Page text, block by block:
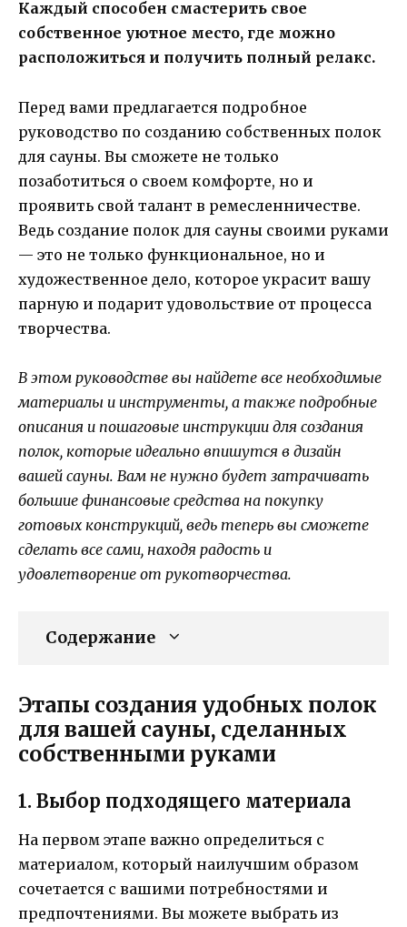
Каждый способен смастерить свое
собственное уютное место, где можно
расположиться и получить полный релакс.
Перед вами предлагается подробное
руководство по созданию собственных полок
для сауны. Вы сможете не только
позаботиться о своем комфорте, но и
проявить свой талант в ремесленничестве.
Ведь создание полок для сауны своими руками
— это не только функциональное, но и
художественное дело, которое украсит вашу
парную и подарит удовольствие от процесса
творчества.
В этом руководстве вы найдете все необходимые
материалы и инструменты, а также подробные
описания и пошаговые инструкции для создания
полок, которые идеально впишутся в дизайн
вашей сауны. Вам не нужно будет затрачивать
большие финансовые средства на покупку
готовых конструкций, ведь теперь вы сможете
сделать все сами, находя радость и
удовлетворение от рукотворчества.
Содержание
Этапы создания удобных полок
для вашей сауны, сделанных
собственными руками
1. Выбор подходящего материала
На первом этапе важно определиться с
материалом, который наилучшим образом
сочетается с вашими потребностями и
предпочтениями. Вы можете выбрать из